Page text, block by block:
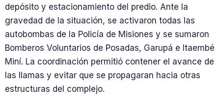
depósito y estacionamiento del predio. Ante la
gravedad de la situación, se activaron todas las
autobombas de la Policía de Misiones y se sumaron
Bomberos Voluntarios de Posadas, Garupá e Itaembé
Miní. La coordinación permitió contener el avance de
las llamas y evitar que se propagaran hacia otras
estructuras del complejo.